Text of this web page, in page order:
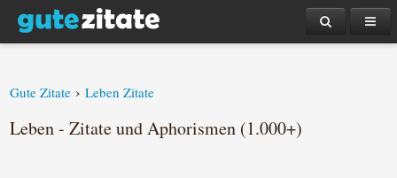
Gute Zitate › Leben Zitate
Leben - Zitate und Aphorismen (1.000+)